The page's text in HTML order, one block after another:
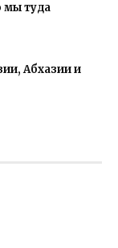
мы туда
Абхазии и